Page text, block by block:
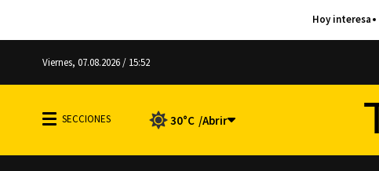
Viernes, 07.08.2026 / 15:52
30°C